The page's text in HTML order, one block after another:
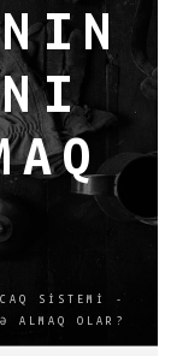
SISTEMI -
ALMAQ OLAR?